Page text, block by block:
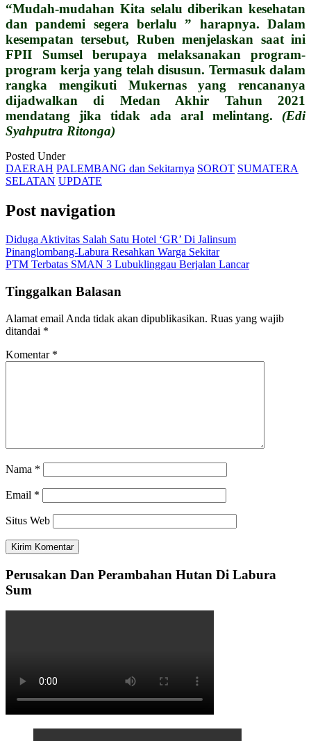
“Mudah-mudahan Kita selalu diberikan kesehatan
dan pandemi segera berlalu ” harapnya. Dalam
kesempatan tersebut, Ruben menjelaskan saat ini
FPII Sumsel berupaya melaksanakan program-
program kerja yang telah disusun. Termasuk dalam
rangka mengikuti Mukernas yang rencananya
dijadwalkan di Medan Akhir Tahun 2021
mendatang jika tidak ada aral melintang. (Edi
Syahputra Ritonga)
Posted Under
DAERAH PALEMBANG dan Sekitarnya SOROT SUMATERA
SELATAN UPDATE
Post navigation
Diduga Aktivitas Salah Satu Hotel ‘GR’ Di Jalinsum
Pinanglombang-Labura Resahkan Warga Sekitar
PTM Terbatas SMAN 3 Lubuklinggau Berjalan Lancar
Tinggalkan Balasan
Alamat email Anda tidak akan dipublikasikan. Ruas yang wajib
ditandai *
Komentar *
Nama *
Email *
Situs Web
Perusakan Dan Perambahan Hutan Di Labura
Sum